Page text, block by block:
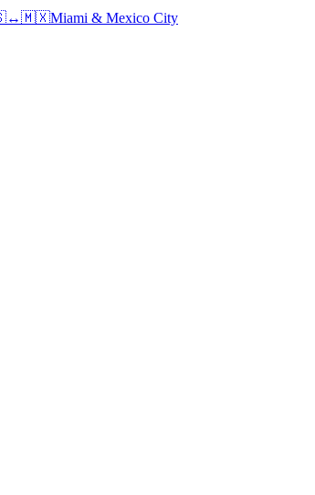
↔🇲🇽Miami & Mexico City